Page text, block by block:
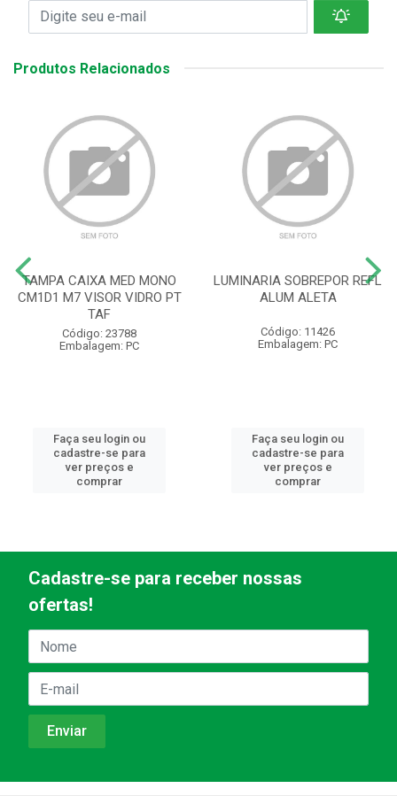
Produtos Relacionados
TAMPA CAIXA MED MONO
CM1D1 M7 VISOR VIDRO PT
TAF
Código: 23788
Embalagem: PC
Faça seu login ou
cadastre-se para
ver preços e
comprar
LUMINARIA SOBREPOR REFL
ALUM ALETA
Código: 11426
Embalagem: PC
Faça seu login ou
cadastre-se para
ver preços e
comprar
Cadastre-se para receber nossas
ofertas!